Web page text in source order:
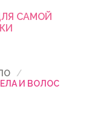
САМОЙ
И ВОЛОС